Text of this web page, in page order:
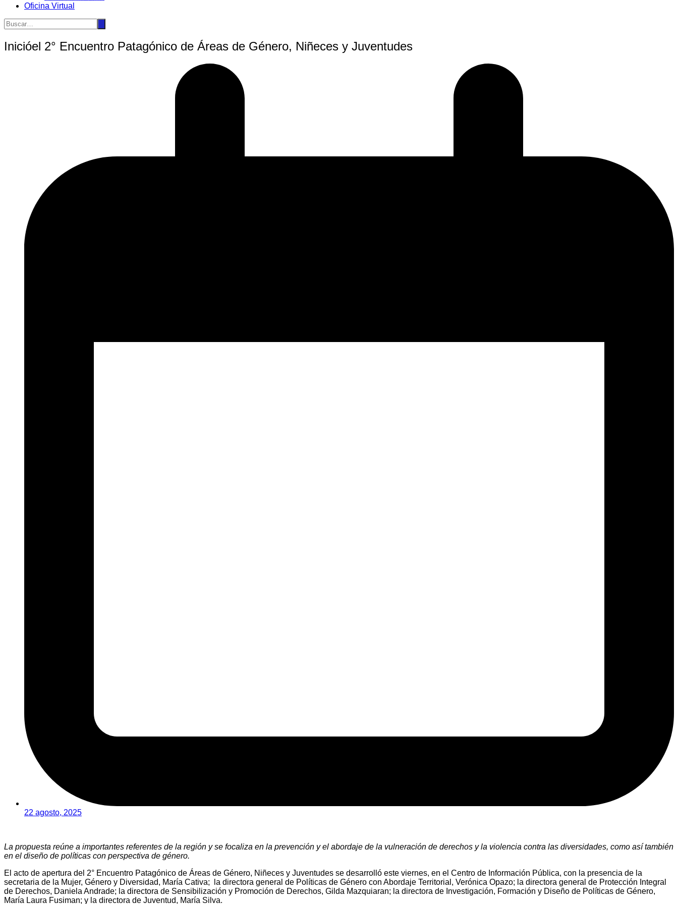
Oficina Virtual
Inicióel 2° Encuentro Patagónico de Áreas de Género, Niñeces y Juventudes
22 agosto, 2025
La propuesta reúne a importantes referentes de la región y se focaliza en la prevención y el abordaje de la vulneración de derechos y la violencia contra las diversidades, como así también
en el diseño de políticas con perspectiva de género.
El acto de apertura del 2° Encuentro Patagónico de Áreas de Género, Niñeces y Juventudes se desarrolló este viernes, en el Centro de Información Pública, con la presencia de la
secretaria de la Mujer, Género y Diversidad, María Cativa; la directora general de Políticas de Género con Abordaje Territorial, Verónica Opazo; la directora general de Protección Integral
de Derechos, Daniela Andrade; la directora de Sensibilización y Promoción de Derechos, Gilda Mazquiaran; la directora de Investigación, Formación y Diseño de Políticas de Género,
María Laura Fusiman; y la directora de Juventud, María Silva.